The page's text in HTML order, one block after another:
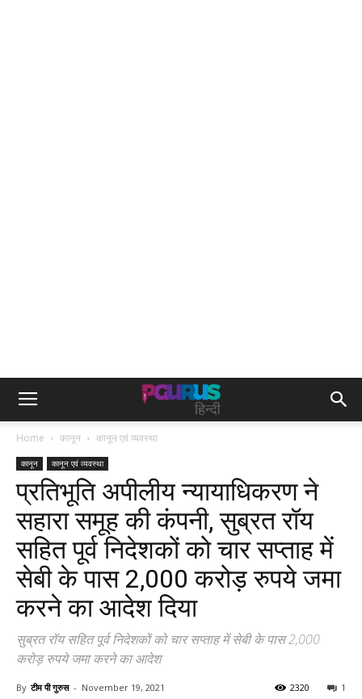
Home कानून कानून एवं व्यवस्था
कानून कानून एवं व्यवस्था
प्रतिभूति अपीलीय न्यायाधिकरण ने
सहारा समूह की कंपनी, सुब्रत रॉय
सहित पूर्व निदेशकों को चार सप्ताह में
सेबी के पास 2,000 करोड़ रुपये जमा
करने का आदेश दिया
सुब्रत रॉय सहित पूर्व निदेशकों को चार सप्ताह में सेबी के पास 2,000
करोड़ रुपये जमा करने का आदेश
By टीम पी गुरुस - November 19, 2021 1
2320